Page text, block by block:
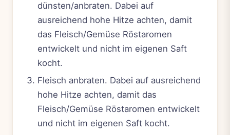
dünsten/anbraten. Dabei auf
ausreichend hohe Hitze achten, damit
das Fleisch/Gemüse Röstaromen
entwickelt und nicht im eigenen Saft
kocht.
Fleisch anbraten. Dabei auf ausreichend
hohe Hitze achten, damit das
Fleisch/Gemüse Röstaromen entwickelt
und nicht im eigenen Saft kocht.